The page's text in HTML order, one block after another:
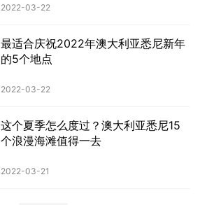
2022-03-22
最适合庆祝2022年澳大利亚悉尼新年
的5个地点
2022-03-22
这个夏季怎么度过？澳大利亚悉尼15
个浪漫海滩值得一去
2022-03-21